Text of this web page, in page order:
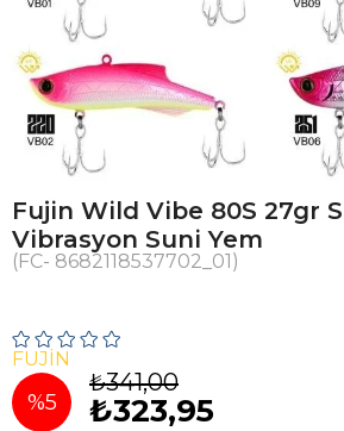
Fujin Wild Vibe 80S 27gr
Vibrasyon Suni Yem
(FC- 8682118537702_01)
FUJIN
%5
₺341,00
₺323,95